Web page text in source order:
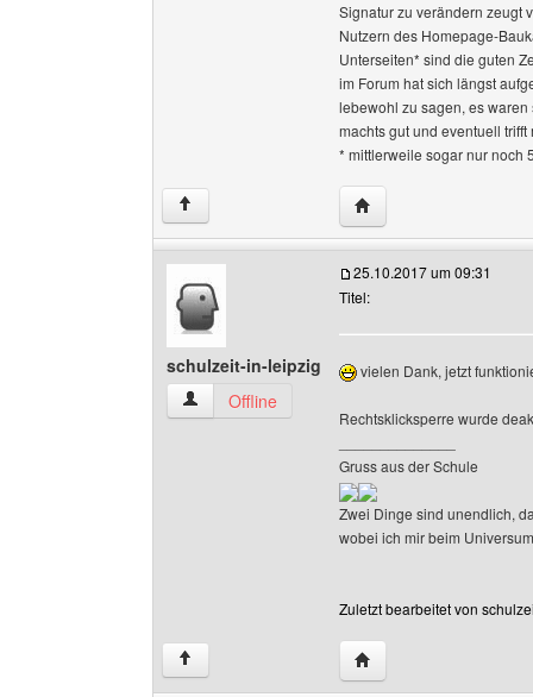
Signatur zu verändern zeugt
Nutzern des Homepage-
Unterseiten* sind die guten
im Forum hat sich längst
lebewohl zu sagen, es
machts gut und eventuell
* mittlerweile sogar nur noch
↑ Website dieses
schulzeit-in-leipzig
schulzeit-in-leipzig Benutzer-Profile anzeigen
Offline
25.10.2017 um 09:31
Titel:
vielen Dank, jetzt
Rechtsklicksperre wurde
Gruss aus der Schule
Zwei Dinge sind unendlich,
wobei ich mir beim
Zuletzt bearbeitet von
↑ Website dieses